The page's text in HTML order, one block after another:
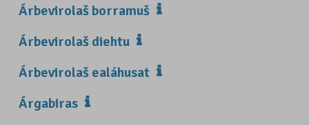
Árbevirolaš borramuš
Árbevirolaš diehtu
Árbevirolaš ealáhusat
Árgabiras